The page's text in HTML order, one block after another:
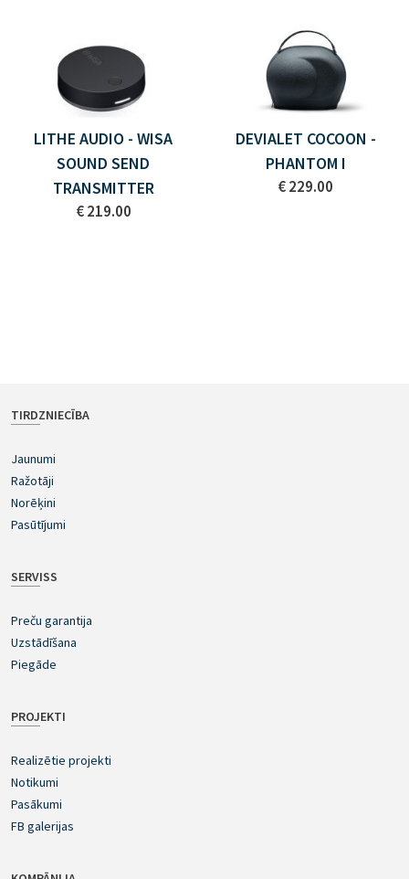
LITHE AUDIO - WISA
SOUND SEND
TRANSMITTER
€ 219.00
DEVIALET COCOON -
PHANTOM I
€ 229.00
TIRDZNIECĪBA
Jaunumi
Ražotāji
Norēķini
Pasūtījumi
SERVISS
Preču garantija
Uzstādīšana
Piegāde
PROJEKTI
Realizētie projekti
Notikumi
Pasākumi
FB galerijas